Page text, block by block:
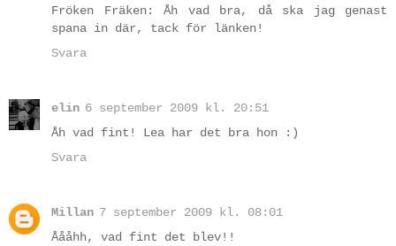
Fröken Fräken: Åh vad bra, då ska jag genast
spana in där, tack för länken!
Svara
elin 6 september 2009 kl. 20:51
Åh vad fint! Lea har det bra hon :)
Svara
Millan 7 september 2009 kl. 08:01
Åååhh, vad fint det blev!!